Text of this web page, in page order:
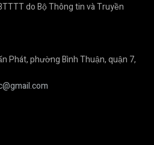
do Bộ Thông tin và Truyền
Phát, phường Bình Thuận, quận 7,